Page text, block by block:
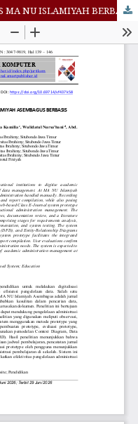
PERANCANGAN E - JURNAL KELAS MA NU ISLAMIYAH BERBASIS WEBSITE